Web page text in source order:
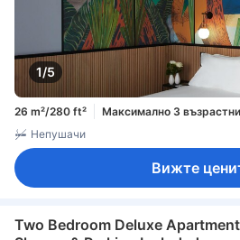
1/5
26 m²/280 ft² Максимално 3 възрастни
Непушачи
Вижте
Two Bedroom Deluxe